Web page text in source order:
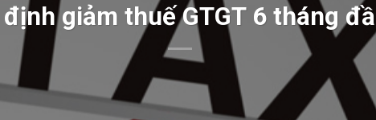
giảm thuế GTGT 6 tháng